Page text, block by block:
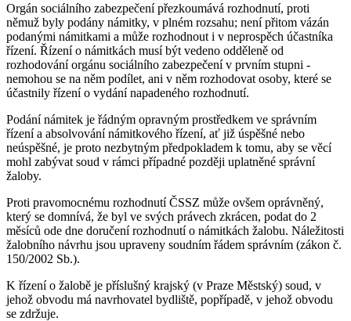
Orgán sociálního zabezpečení přezkoumává rozhodnutí, proti
němuž byly podány námitky, v plném rozsahu; není přitom vázán
podanými námitkami a může rozhodnout i v neprospěch účastníka
řízení. Řízení o námitkách musí být vedeno odděleně od
rozhodování orgánu sociálního zabezpečení v prvním stupni -
nemohou se na něm podílet, ani v něm rozhodovat osoby, které se
účastnily řízení o vydání napadeného rozhodnutí.
Podání námitek je řádným opravným prostředkem ve správním
řízení a absolvování námitkového řízení, ať již úspěšné nebo
neúspěšné, je proto nezbytným předpokladem k tomu, aby se věcí
mohl zabývat soud v rámci případné později uplatněné správní
žaloby.
Proti pravomocnému rozhodnutí ČSSZ může ovšem oprávněný,
který se domnívá, že byl ve svých právech zkrácen, podat do 2
měsíců ode dne doručení rozhodnutí o námitkách žalobu. Náležitosti
žalobního návrhu jsou upraveny soudním řádem správním (zákon č.
150/2002 Sb.).
K řízení o žalobě je příslušný krajský (v Praze Městský) soud, v
jehož obvodu má navrhovatel bydliště, popřípadě, v jehož obvodu
se zdržuje.